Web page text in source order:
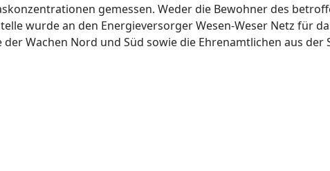
gemessen. Weder die Bewohner des
wurde an den Energieversorger Wesen-Weser Netz für
Wachen Nord und Süd sowie die Ehrenamtlichen aus der